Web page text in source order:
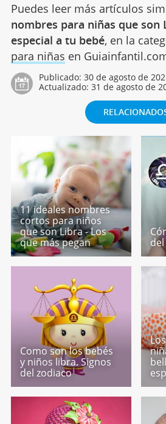
Puedes leer más artículos
nombres para niñas que son
especial a tu bebé, en la
para niñas en
Publicado: 30 de agosto de
Actualizado: 31 de agosto de
11 ideales nombres
cortos para niños
que son Libra - Los
que más pegan
Como son los bebés
y niños libra. Signos
del zodiaco